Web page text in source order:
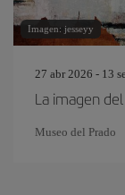
Imagen: jesseyy
27 abr 2026 - 13
La imagen
Museo del Prado